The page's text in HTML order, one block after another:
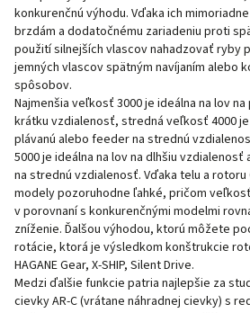
konkurenčnú výhodu. Vďaka ich
brzdám a dodatočnému zariadeniu proti
použití silnejších vlascov nahadzovať ryby
jemných vlascov spätným navíjaním alebo
spôsobov.
Najmenšia veľkosť 3000 je ideálna na lov
krátku vzdialenosť, stredná veľkosť 4000 je
plávanú alebo feeder na strednú
5000 je ideálna na lov na dlhšiu
na strednú vzdialenosť. Vďaka telu a rotoru
modely pozoruhodne ľahké, pričom
v porovnaní s konkurenčnými modelmi
zníženie. Ďalšou výhodou, ktorú môžete
rotácie, ktorá je výsledkom konštrukcie
HAGANE Gear, X-SHIP, Silent Drive.
Medzi ďalšie funkcie patria najlepšie za
cievky AR-C (vrátane náhradnej cievky) s